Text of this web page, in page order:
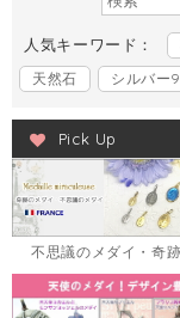
人気キーワード：
天然石
シルバー
Pick Up
不思議のメダイ・奇